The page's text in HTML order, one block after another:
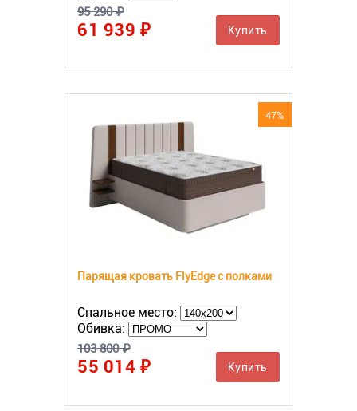
95 290 ₽
61 939 ₽ Купить
47%
Парящая кровать FlyEdge с полками
Спальное место:
Обивка:
103 800 ₽
55 014 ₽ Купить